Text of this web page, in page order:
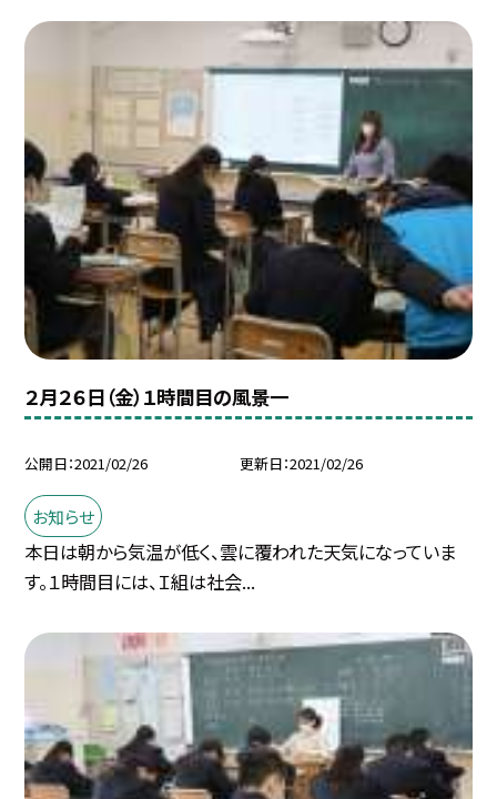
２月２６日（金）１時間目の風景一
公開日 2021/02/26 更新日 2021/02/26
お知らせ
本日は朝から気温が低く、雲に覆われた天気になっていま
す。１時間目には、Ｉ組は社会...